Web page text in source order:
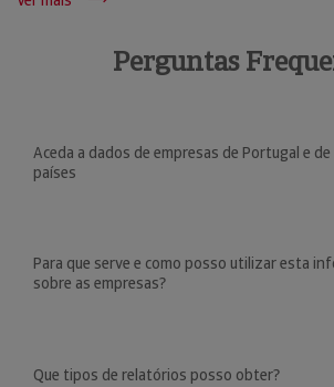
Perguntas
Aceda a dados de empresas de Portugal e
países
Para que serve e como posso utilizar esta
sobre as empresas?
Que tipos de relatórios posso obter?